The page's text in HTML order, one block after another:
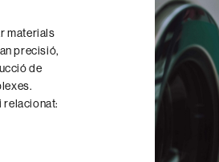
materials
precisió,
de
relacionat: